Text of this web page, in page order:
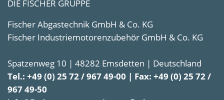
DIE FISCHER GRUPPE
Fischer Abgastechnik GmbH & Co. KG
Fischer Industriemotorenzubehör GmbH & Co. KG
Spatzenweg 10 | 48282 Emsdetten | Deutschland
Tel.: +49 (0) 25 72 / 967 49-00 | Fax: +49 (0) 25 72 /
967 49-50